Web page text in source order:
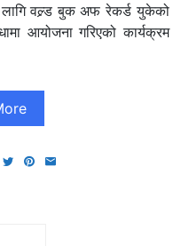
वल्र्ड बुक अफ रेकर्ड युकेको
आयोजना गरिएको कार्यक्रम